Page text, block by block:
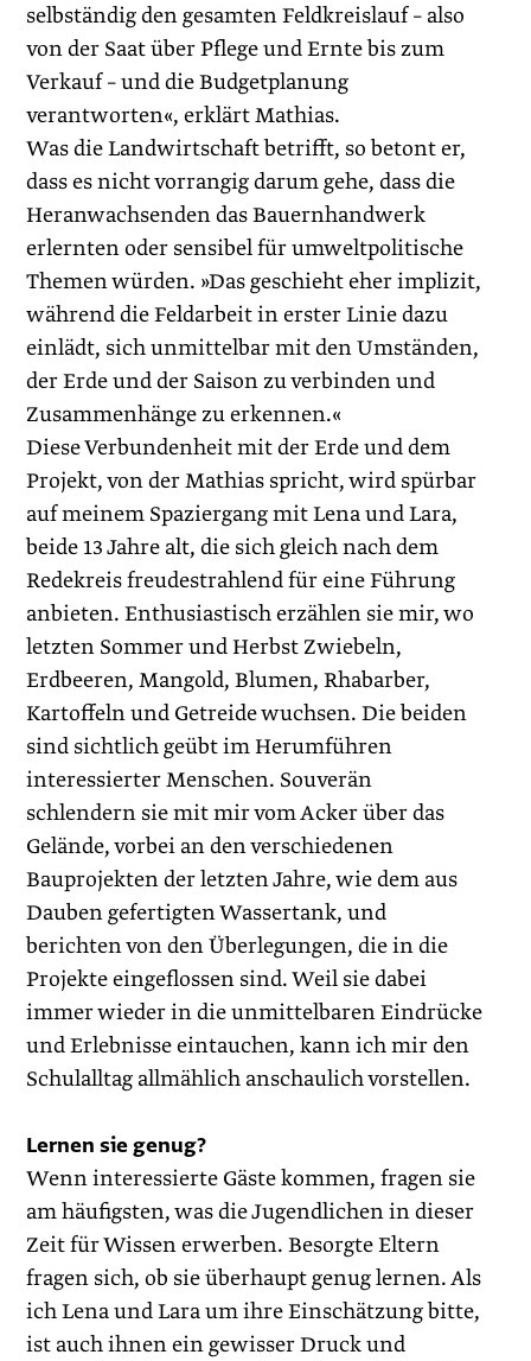
selbständig den gesamten Feldkreislauf – also
von der Saat über Pflege und Ernte bis zum
Verkauf – und die Budgetplanung
verantworten«, erklärt ­Mathias.
Was die Landwirtschaft betrifft, so betont er,
dass es nicht vorrangig darum gehe, dass die
Heranwachsenden das Bauernhandwerk
erlernten oder sensibel für umweltpolitische
Themen würden. »Das geschieht eher implizit,
während die Feldarbeit in erster Linie dazu
einlädt, sich unmittelbar mit den Umständen,
der Erde und der Saison zu verbinden und
Zusammenhänge zu erkennen.«
Diese Verbundenheit mit der Erde und dem
Projekt, von der Mathias spricht, wird spürbar
auf meinem Spaziergang mit Lena und Lara,
beide 13 Jahre alt, die sich gleich nach dem
Redekreis freudestrahlend für eine Führung
anbieten. Enthusiastisch erzählen sie mir, wo
letzten Sommer und Herbst Zwiebeln,
Erdbeeren, Mangold, Blumen, Rhabarber,
Kartoffeln und Getreide wuchsen. Die beiden
sind sichtlich geübt im Herumführen
interessierter Menschen. Souverän
schlendern sie mit mir vom Acker über das
Gelände, vorbei an den verschiedenen
Bauprojekten der letzten Jahre, wie dem aus
Dauben gefertigten Wassertank, und
berichten von den Überlegungen, die in die
Projekte eingeflossen sind. Weil sie dabei
immer wieder in die unmittelbaren Eindrücke
und Erlebnisse eintauchen, kann ich mir den
Schulalltag allmählich anschaulich vorstellen.
Lernen sie genug?
Wenn interessierte Gäste kommen, fragen sie
am häufigsten, was die Jugendlichen in dieser
Zeit für Wissen erwerben. Besorgte Eltern
fragen sich, ob sie überhaupt genug lernen. Als
ich Lena und Lara um ihre Einschätzung bitte,
ist auch ihnen ein gewisser Druck und